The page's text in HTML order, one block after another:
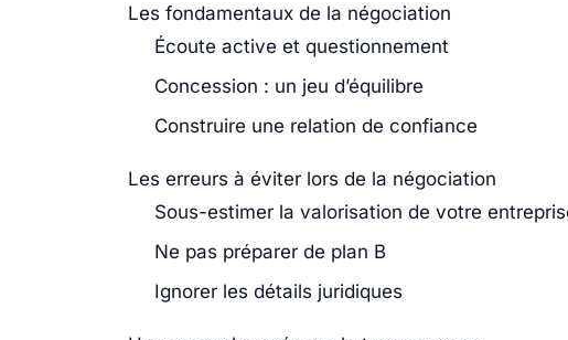
Les fondamentaux de la négociation
Écoute active et questionnement
Concession : un jeu d’équilibre
Construire une relation de confiance
Les erreurs à éviter lors de la négociation
Sous-estimer la valorisation de votre
Ne pas préparer de plan B
Ignorer les détails juridiques